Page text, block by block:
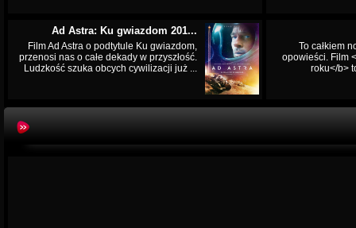
Ad Astra: Ku gwiazdom 201...
Film Ad Astra o podtytule Ku gwiazdom,
przenosi nas o całe dekady w przyszłość.
Ludzkość szuka obcych cywilizacji już ...
To całkiem
opowieści. Film
roku</b>